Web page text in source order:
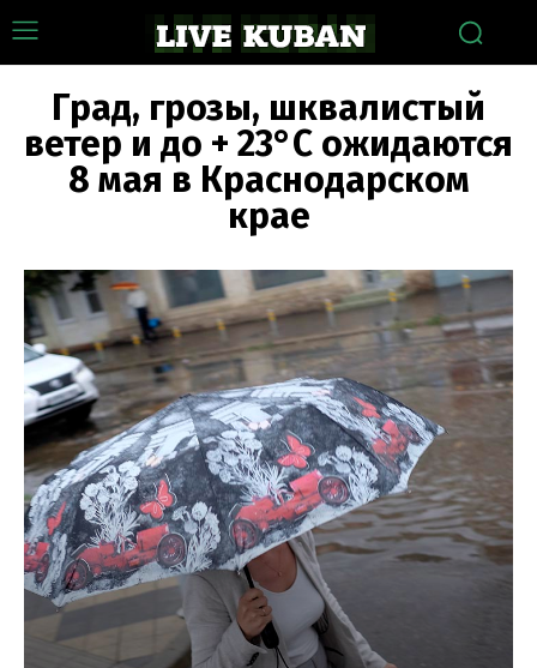
Град, грозы, шквалистый
ветер и до + 23°С ожидаются
8 мая в Краснодарском
крае